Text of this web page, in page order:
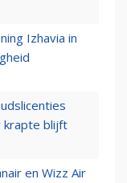
Izhavia in
krapte blijft
en Wizz Air